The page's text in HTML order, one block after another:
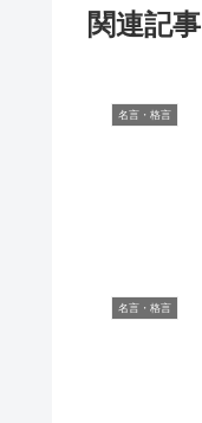
関連記事
名言・格言
名言・格言